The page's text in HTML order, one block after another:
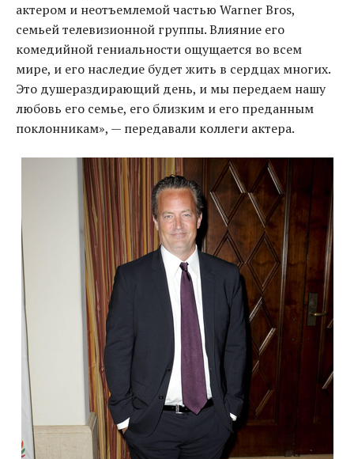
актером и неотъемлемой частью Warner Bros,
семьей телевизионной группы. Влияние его
комедийной гениальности ощущается во всем
мире, и его наследие будет жить в сердцах многих.
Это душераздирающий день, и мы передаем нашу
любовь его семье, его близким и его преданным
поклонникам», — передавали коллеги актера.